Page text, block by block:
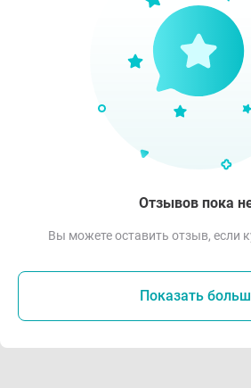
Отзывов пока
Вы можете оставить отзыв, если
Показать